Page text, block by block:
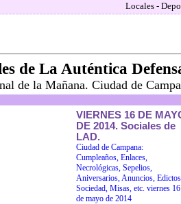
Locales -
de La Auténtica
de la Mañana. Ciudad de
VIERNES 16 DE
DE 2014. Sociales de
LAD.
Ciudad de Campana:
Cumpleaños, Enlaces,
Necrológicas, Sepelios,
Aniversarios, Anuncios,
Sociedad, Misas, etc. viernes 16
de mayo de 2014